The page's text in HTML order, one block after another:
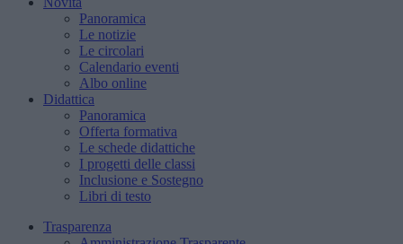
Panoramica
Le notizie
Le circolari
Calendario eventi
Albo online
Didattica
Panoramica
Offerta formativa
Le schede didattiche
I progetti delle classi
Inclusione e Sostegno
Libri di testo
Trasparenza